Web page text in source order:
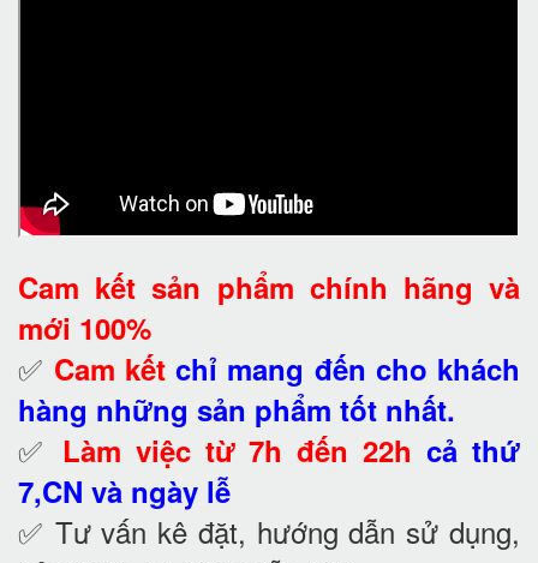
Cam kết sản phẩm chính hãng và
mới 100%
✅ Cam kết chỉ mang đến cho khách
hàng những sản phẩm tốt nhất.
✅ Làm việc từ 7h đến 22h cả thứ
7,CN và ngày lễ
✅ Tư vấn kê đặt, hướng dẫn sử dụng,